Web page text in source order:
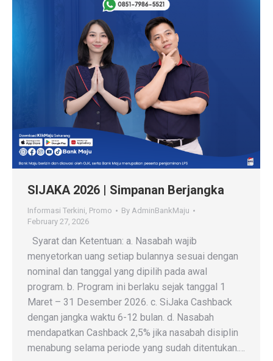
SIJAKA 2026 | Simpanan Berjangka
Informasi Terkini, Promo By AdminBankMaju
February 27, 2026
Syarat dan Ketentuan: a. Nasabah wajib
menyetorkan uang setiap bulannya sesuai dengan
nominal dan tanggal yang dipilih pada awal
program. b. Program ini berlaku sejak tanggal 1
Maret – 31 Desember 2026. c. SiJaka Cashback
dengan jangka waktu 6-12 bulan. d. Nasabah
mendapatkan Cashback 2,5% jika nasabah disiplin
menabung selama periode yang sudah ditentukan.…